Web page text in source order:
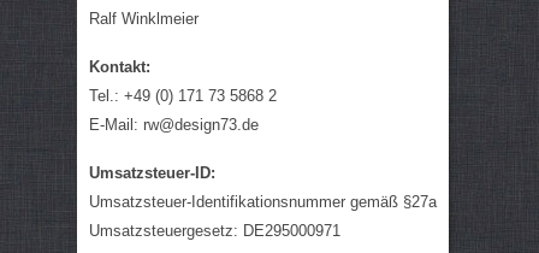
Ralf Winklmeier
Kontakt:
Tel.: +49 (0) 171 73 5868 2
E-Mail: rw@design73.de
Umsatzsteuer-ID:
Umsatzsteuer-Identifikationsnummer gemäß §27a
Umsatzsteuergesetz: DE295000971